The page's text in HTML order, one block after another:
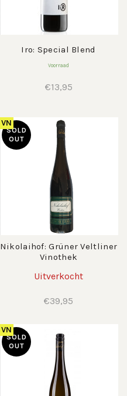
Iro: Special Blend
Voorraad
€13,95
SOLD
OUT
VN
Nikolaihof: Grüner Veltliner
Vinothek
Uitverkocht
€39,95
SOLD
OUT
VN